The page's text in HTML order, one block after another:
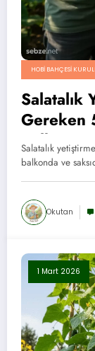
HOBI BAHÇESI
Salatalık
Gereken
Balkon
Salatalık
balkonda ve
Okutan
1 Mart 2026